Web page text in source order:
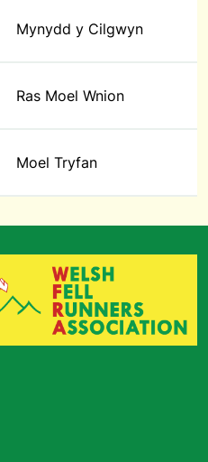
Mynydd y Cilgwyn
Ras Moel Wnion
Moel Tryfan